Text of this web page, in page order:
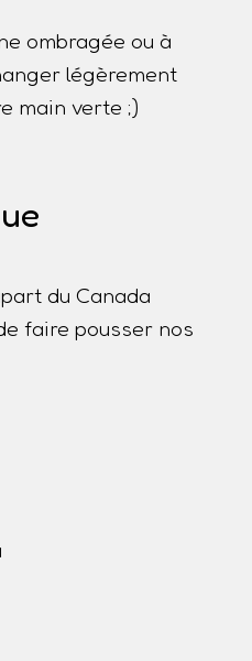
ombragée ou à
légèrement
main verte ;)
du Canada
faire pousser nos